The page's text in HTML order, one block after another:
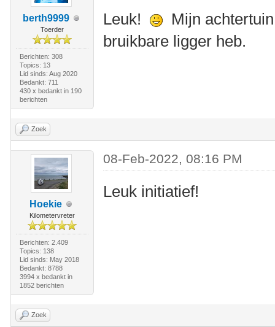
berth9999
Toerder
Berichten: 308
Topics: 13
Lid sinds: Aug 2020
Bedankt: 711
430 x bedankt in 190
berichten
Leuk!
Mijn
bruikbare ligger heb.
Zoek
Hoekie
Kilometervreter
Berichten: 2.409
Topics: 138
Lid sinds: May 2018
Bedankt: 8788
3994 x bedankt in
1852 berichten
08-Feb-2022, 08:16 PM
Leuk initiatief!
Zoek